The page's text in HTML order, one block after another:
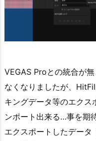
VEGAS Proとの統合が
なくなりましたが、
キングデータ等のエクス
ンポート出来る…事を期
エクスポートしたデー